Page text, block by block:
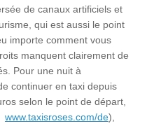
de canaux artificiels et
qui est aussi le point
importe comment vous
manquent clairement de
Pour une nuit à
continuer en taxi depuis
selon le point de départ,
www.taxisroses.com/de),